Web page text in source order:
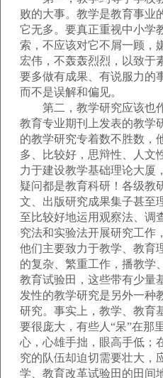
败的大事。教学是教育事业
它无多。要真正重视中小学
索，不应该对它不屑一顾，
宏伟，不轰轰烈烈，以致于
要多做有成果、有说服力的
而不是误解和偏见。
第二，教学研究应该也作
教育专业期刊上发表的教学
的教学研究专着数不胜数，
多、比较好，思辩性、人文
力于建设教学基础理论大厦
疑问都是教育科研！各级教
文、出版研究成果集子甚至
至比较好地运用观察法、调
究法和实验法开展研究工作
他们主要致力于教学、教育
的复杂、繁重工作，播教学
教育试验田，这些带有少量
发性的教学研究是另外一种
研究。事实上，教学、教育
要很庞大，有些人“呆”在那
心，心雄手拙，眼高手低；
究的队伍却迫切需要壮大，
学、教育改革试验田的田间